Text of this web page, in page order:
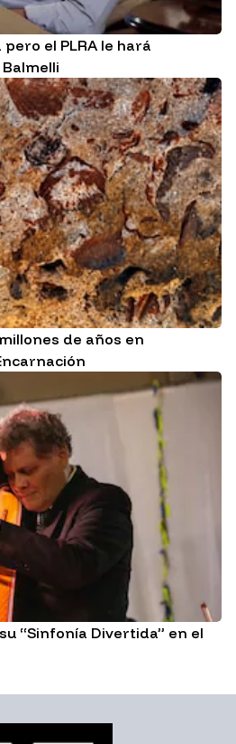
el PLRA le hará
de años en
“Sinfonía Divertida” en el